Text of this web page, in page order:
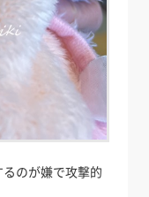
のが嫌で攻撃的